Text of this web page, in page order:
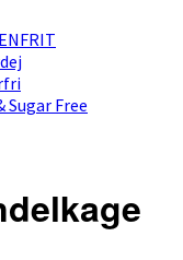
Sugar Free